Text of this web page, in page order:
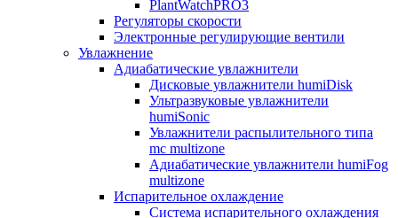
PlantWatchPRO3
Регуляторы скорости
Электронные регулирующие вентили
Увлажнение
Адиабатические увлажнители
Дисковые увлажнители humiDisk
Ультразвуковые увлажнители
humiSonic
Увлажнители распылительного типа
mc multizone
Адиабатические увлажнители humiFog
multizone
Испарительное охлаждение
Система испарительного охлаждения